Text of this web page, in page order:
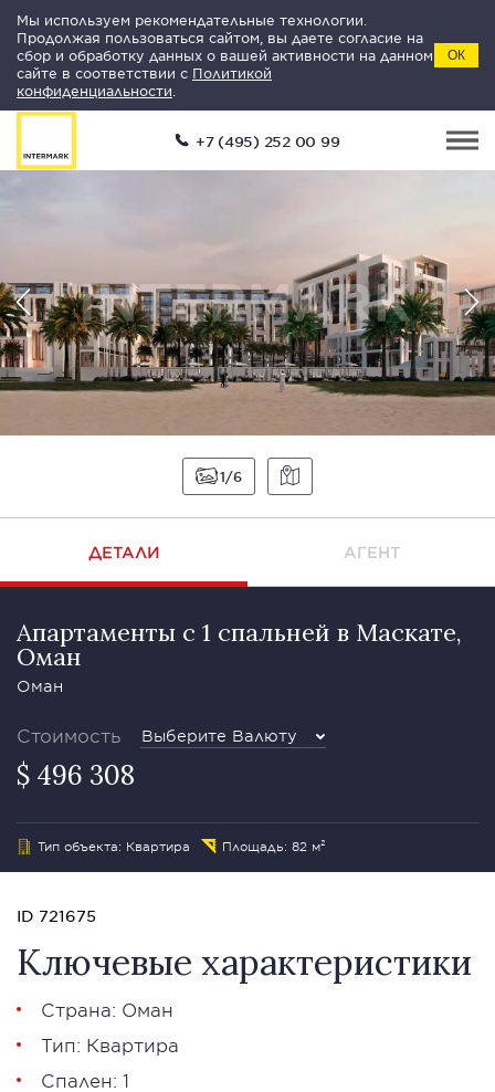
Мы используем рекомендательные технологии.
Продолжая пользоваться сайтом, вы даете согласие на
сбор и обработку данных о вашей активности на данном
сайте в соответствии с Политикой
конфиденциальности
ОК
+7 (495) 252 00 99
1 6
ДЕТАЛИ АГЕНТ
Апартаменты с 1 спальней в Маскате,
Оман
Оман
Стоимость Выберите Валюту
$ 496 308
Тип объекта: Квартира Площадь: 82 м²
ID 721675
Ключевые характеристики
Страна: Оман
Тип: Квартира
Спален: 1